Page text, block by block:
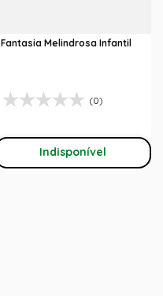
Fantasia Melindrosa Infantil
(0)
Indisponível